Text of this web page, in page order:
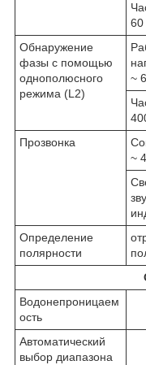
60
Обнаружение
фазы с помощью
однополюсного
режима (L2)
~
Прозвонка
~
Определение
полярности
Водонепроницаем
ость
Автоматический
выбор диапазона